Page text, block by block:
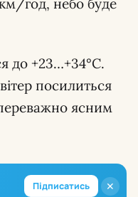
км/год, небо буде
до +23…+34°С.
посилиться
ясним
✕
Підписатись